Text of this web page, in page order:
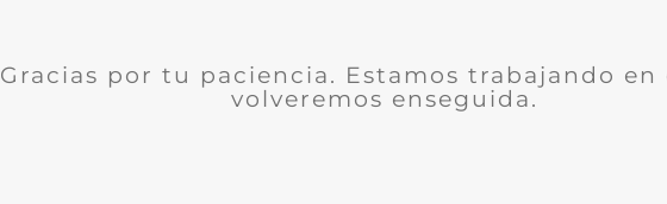
Gracias por tu paciencia. Estamos trabajando en
volveremos enseguida.